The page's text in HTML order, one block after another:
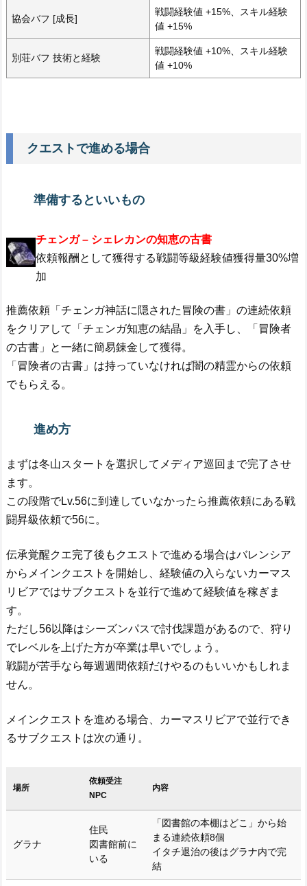
協会バフ [成長]
戦闘経験値 +15%、スキル経験
値 +15%
別荘バフ 技術と経験
戦闘経験値 +10%、スキル経験
値 +10%
クエストで進める場合
準備するといいもの
チェンガ – シェレカンの知恵の古書
依頼報酬として獲得する戦闘等級経験値獲得量30%増
加
推薦依頼「チェンガ神話に隠された冒険の書」の連続依頼
をクリアして「チェンガ知恵の結晶」を入手し、「冒険者
の古書」と一緒に簡易錬金して獲得。
「冒険者の古書」は持っていなければ闇の精霊からの依頼
でもらえる。
進め方
まずは冬山スタートを選択してメディア巡回まで完了させ
ます。
この段階でLv.56に到達していなかったら推薦依頼にある戦
闘昇級依頼で56に。
伝承覚醒クエ完了後もクエストで進める場合はバレンシア
からメインクエストを開始し、経験値の入らないカーマス
リビアではサブクエストを並行で進めて経験値を稼ぎま
す。
ただし56以降はシーズンパスで討伐課題があるので、狩り
でレベルを上げた方が卒業は早いでしょう。
戦闘が苦手なら毎週週間依頼だけやるのもいいかもしれま
せん。
メインクエストを進める場合、カーマスリビアで並行でき
るサブクエストは次の通り。
場所
依頼受注
NPC
内容
グラナ
住民
図書館前に
いる
「図書館の本棚はどこ」から始
まる連続依頼8個
イタチ退治の後はグラナ内で完
結